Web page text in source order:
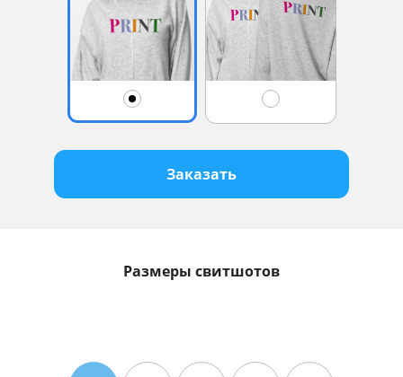
Заказать
Размеры свитшотов